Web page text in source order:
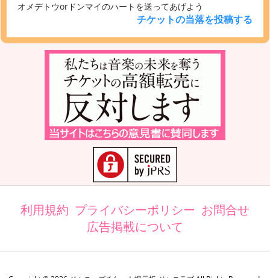
オメデトウorドンマイのハートを送ってあげよう
チケットの当落を投稿する
利用規約 プライバシーポリシー お問合せ
広告掲載について